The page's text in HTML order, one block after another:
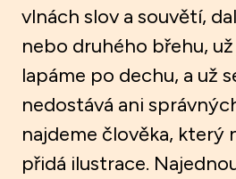
vlnách slov a souvětí,
nebo druhého břehu,
lapáme po dechu, a už
nedostává ani
najdeme člověka, který
přidá ilustrace.